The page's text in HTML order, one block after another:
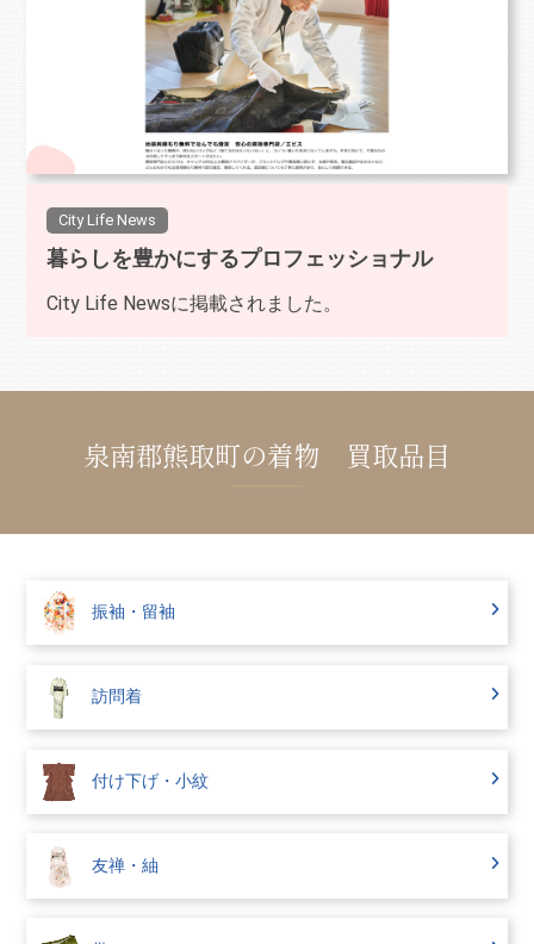
City Life News
暮らしを豊かにするプロフェッショナル
City Life Newsに掲載されました。
泉南郡熊取町の着物 買取品目
振袖・留袖
訪問着
付け下げ・小紋
友禅・紬